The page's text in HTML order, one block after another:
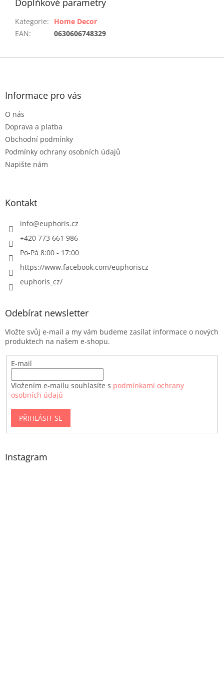
Doplňkové parametry
Kategorie:
Home Decor
EAN: 0630606748329
Z
Informace pro vás
O nás
Doprava a platba
Obchodní podmínky
Podmínky ochrany osobních údajů
Napište nám
Kontakt
info@euphoris.cz
+420 773 661 986
Po-Pá 8:00 - 17:00
https://www.facebook.com/euphoriscz
euphoris_cz/
Odebírat newsletter
Vložte svůj e-mail a my vám budeme zasílat informace o nových
produktech na našem e-shopu.
E-mail
Vložením e-mailu souhlasíte s podmínkami ochrany
osobních údajů
PŘIHLÁSIT SE
Instagram